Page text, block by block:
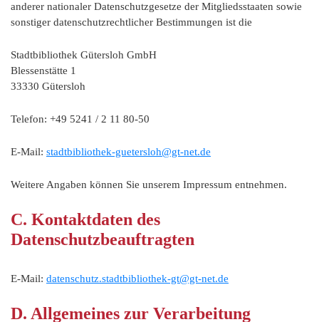
anderer nationaler Datenschutzgesetze der Mitgliedsstaaten sowie
sonstiger datenschutzrechtlicher Bestimmungen ist die
Stadtbibliothek Gütersloh GmbH
Blessenstätte 1
33330 Gütersloh
Telefon: +49 5241 / 2 11 80-50
E-Mail: stadtbibliothek-guetersloh@gt-net.de
Weitere Angaben können Sie unserem Impressum entnehmen.
C. Kontaktdaten des
Datenschutzbeauftragten
E-Mail: datenschutz.stadtbibliothek-gt@gt-net.de
D. Allgemeines zur Verarbeitung